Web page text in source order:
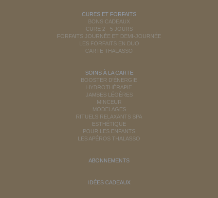
CURES ET FORFAITS
BONS CADEAUX
CURE 2 - 5 JOURS
FORFAITS JOURNÉE ET DEMI-JOURNÉE
LES FORFAITS EN DUO
CARTE THALASSO
SOINS À LA CARTE
BOOSTER D'ÉNERGIE
HYDROTHÉRAPIE
JAMBES LÉGÈRES
MINCEUR
MODELAGES
RITUELS RELAXANTS SPA
ESTHÉTIQUE
POUR LES ENFANTS
LES APÉROS THALASSO
ABONNEMENTS
IDÉES CADEAUX